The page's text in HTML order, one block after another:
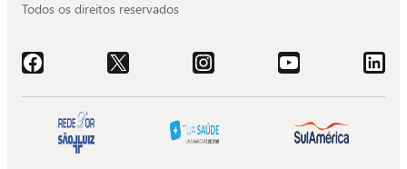
Todos os direitos reservados
Acessar o Facebook da Quali. Acessar o X da Quali. Acessar o Instagram da Quali. Acessar o Youtube da Quali. Acessar o LinkedIn